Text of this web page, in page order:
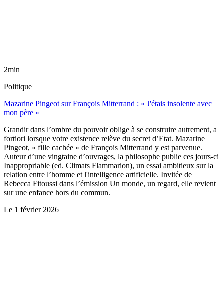
2min
Politique
Mazarine Pingeot sur François Mitterrand : « J'étais insolente avec
mon père »
Grandir dans l’ombre du pouvoir oblige à se construire autrement, a
fortiori lorsque votre existence relève du secret d’Etat. Mazarine
Pingeot, « fille cachée » de François Mitterrand y est parvenue.
Auteur d’une vingtaine d’ouvrages, la philosophe publie ces jours-ci
Inappropriable (ed. Climats Flammarion), un essai ambitieux sur la
relation entre l’homme et l'intelligence artificielle. Invitée de
Rebecca Fitoussi dans l’émission Un monde, un regard, elle revient
sur une enfance hors du commun.
Le 1 février 2026